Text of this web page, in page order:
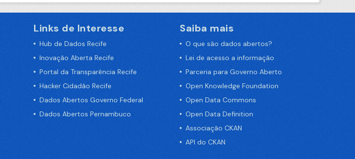
Links de Interesse
Hub de Dados Recife
Inovação Aberta Recife
Portal da Transparência Recife
Hacker Cidadão Recife
Dados Abertos Governo Federal
Dados Abertos Pernambuco
Saiba mais
O que são dados abertos?
Lei de acesso a informação
Parceria para Governo Aberto
Open Knowledge Foundation
Open Data Commons
Open Data Definition
Associação CKAN
API do CKAN